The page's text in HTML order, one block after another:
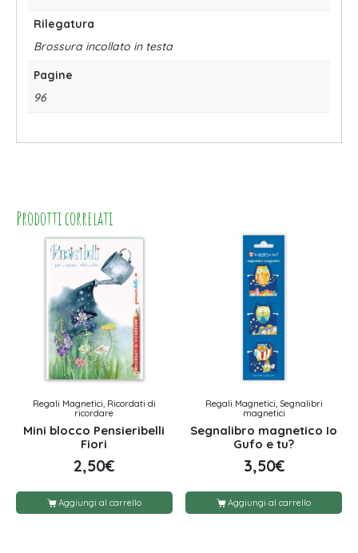
Rilegatura
Brossura incollato in testa
Pagine
96
Prodotti correlati
Regali Magnetici, Ricordati di
ricordare
Mini blocco Pensieribelli
Fiori
2,50€
Aggiungi al carrello
Regali Magnetici, Segnalibri
magnetici
Segnalibro magnetico Io
Gufo e tu?
3,50€
Aggiungi al carrello